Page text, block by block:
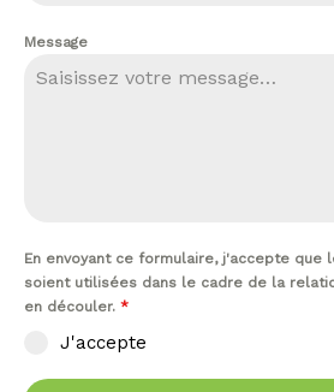
Message
En envoyant ce formulaire, j'accepte que
soient utilisées dans le cadre de la
en découler. *
J'accepte